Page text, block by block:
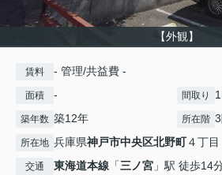
【外観】
賃料 - 管理/共益費 -
面積 - 間取り
築年数 築12年 所在階
所在地 兵庫県神戸市中央区北野町４丁目
交通 東海道本線 「三ノ宮 」駅 徒歩14